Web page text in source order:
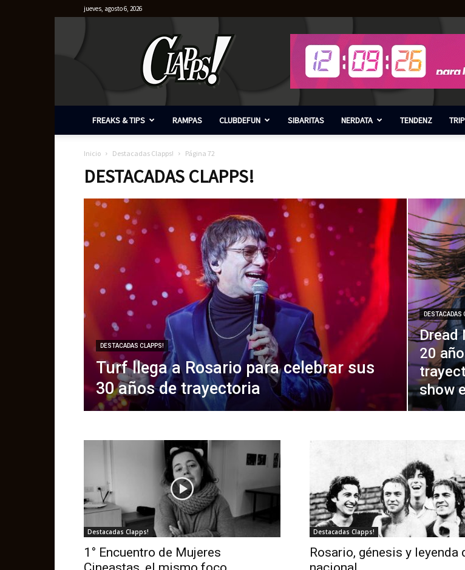
jueves, agosto 6, 2026
FREAKS & TIPS RAMPAS CLUBDEFUN SIBARITAS NERDATA TENDENZ
Inicio Destacadas Clapps! Página 72
DESTACADAS CLAPPS!
DESTACADAS CLAPPS!
Turf llega a Rosario para celebrar sus
30 años de trayectoria
DESTACADAS
Dread
20
show
Destacadas Clapps!
1° Encuentro de Mujeres
Destacadas Clapps!
Rosario, génesis y leyenda